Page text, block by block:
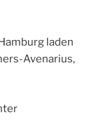
laden
Avenarius,